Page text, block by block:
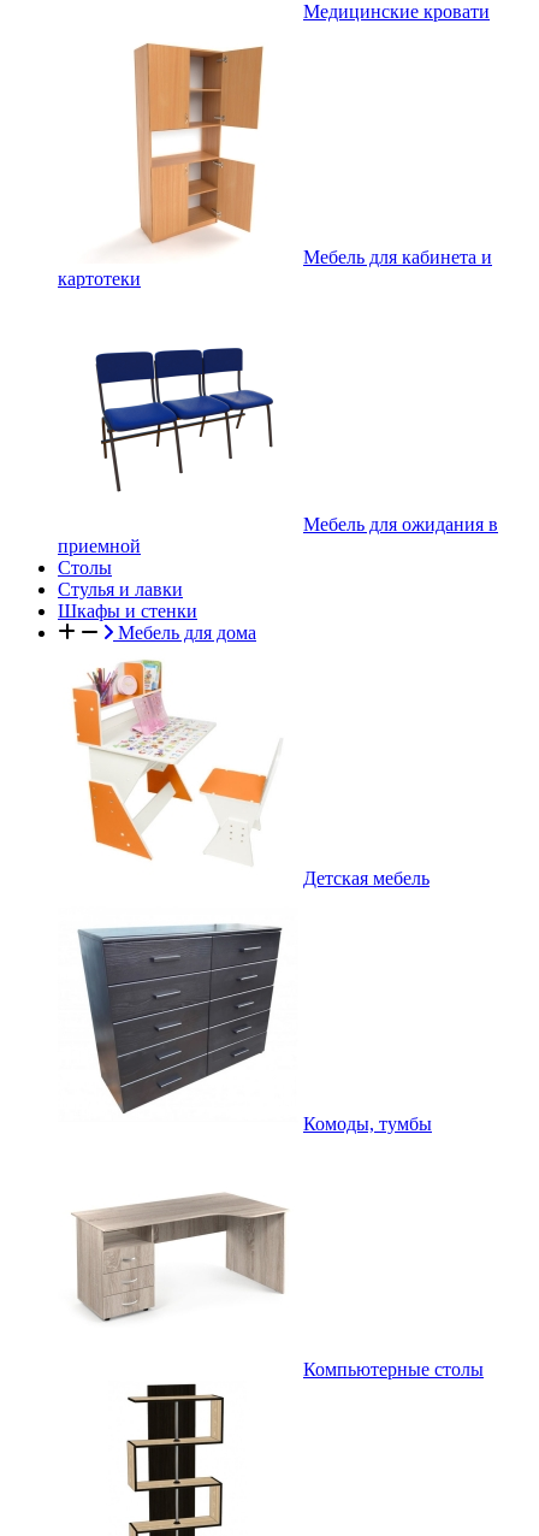
Медицинские кровати
Мебель для кабинета и
картотеки
Мебель для ожидания в
приемной
Столы
Стулья и лавки
Шкафы и стенки
Мебель для дома
Детская мебель
Комоды, тумбы
Компьютерные столы